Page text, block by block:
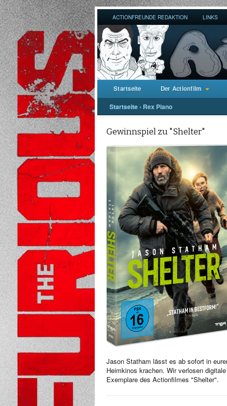
ACTIONFREUNDE REDAKTION LINKS
Startseite Der Actionfilm
Startseite › Rex Piano
Gewinnspiel zu "Shelter"
Jason Statham lässt es ab sofort in
Heimkinos krachen. Wir verlosen digitale
Exemplare des Actionfilmes "Shelter".